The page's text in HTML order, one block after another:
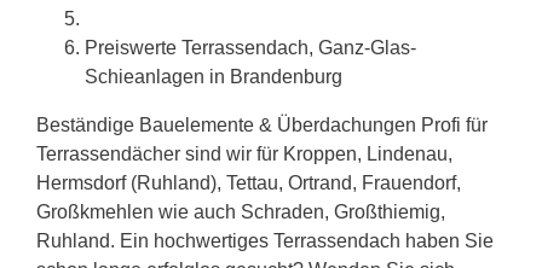
Preiswerte Terrassendach, Ganz-Glas-
Schieanlagen in Brandenburg
Beständige Bauelemente & Überdachungen Profi für
Terrassendächer sind wir für Kroppen, Lindenau,
Hermsdorf (Ruhland), Tettau, Ortrand, Frauendorf,
Großkmehlen wie auch Schraden, Großthiemig,
Ruhland. Ein hochwertiges Terrassendach haben Sie